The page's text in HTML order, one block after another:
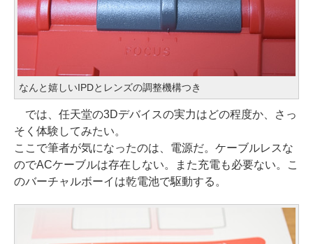
なんと嬉しいIPDとレンズの調整機構つき
では、任天堂の3Dデバイスの実力はどの程度か、さっ
そく体験してみたい。
ここで筆者が気になったのは、電源だ。ケーブルレスな
のでACケーブルは存在しない。また充電も必要ない。こ
のバーチャルボーイは乾電池で駆動する。